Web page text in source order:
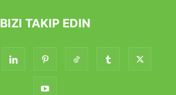
BIZI TAKIP EDIN